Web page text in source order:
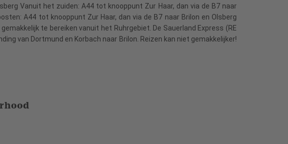
Vanuit het zuiden: A44 tot knooppunt Zur Haar, dan via de B7 naar
A44 tot knooppunt Zur Haar, dan via de B7 naar Brilon en Olsberg
te bereiken vanuit het Ruhrgebiet. De Sauerland Express (RE
van Dortmund en Korbach naar Brilon. Reizen kan niet gemakkelijker!